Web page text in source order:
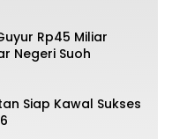
Rp45 Miliar
Negeri Suoh
Siap Kawal Sukses